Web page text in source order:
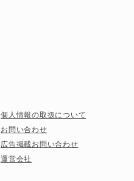
個人情報の取扱について
お問い合わせ
広告掲載お問い合わせ
運営会社